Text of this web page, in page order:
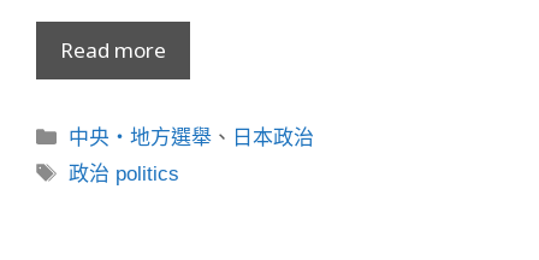
Read more
分
類
中央・地方選舉 、 日本政治
標
政治 politics